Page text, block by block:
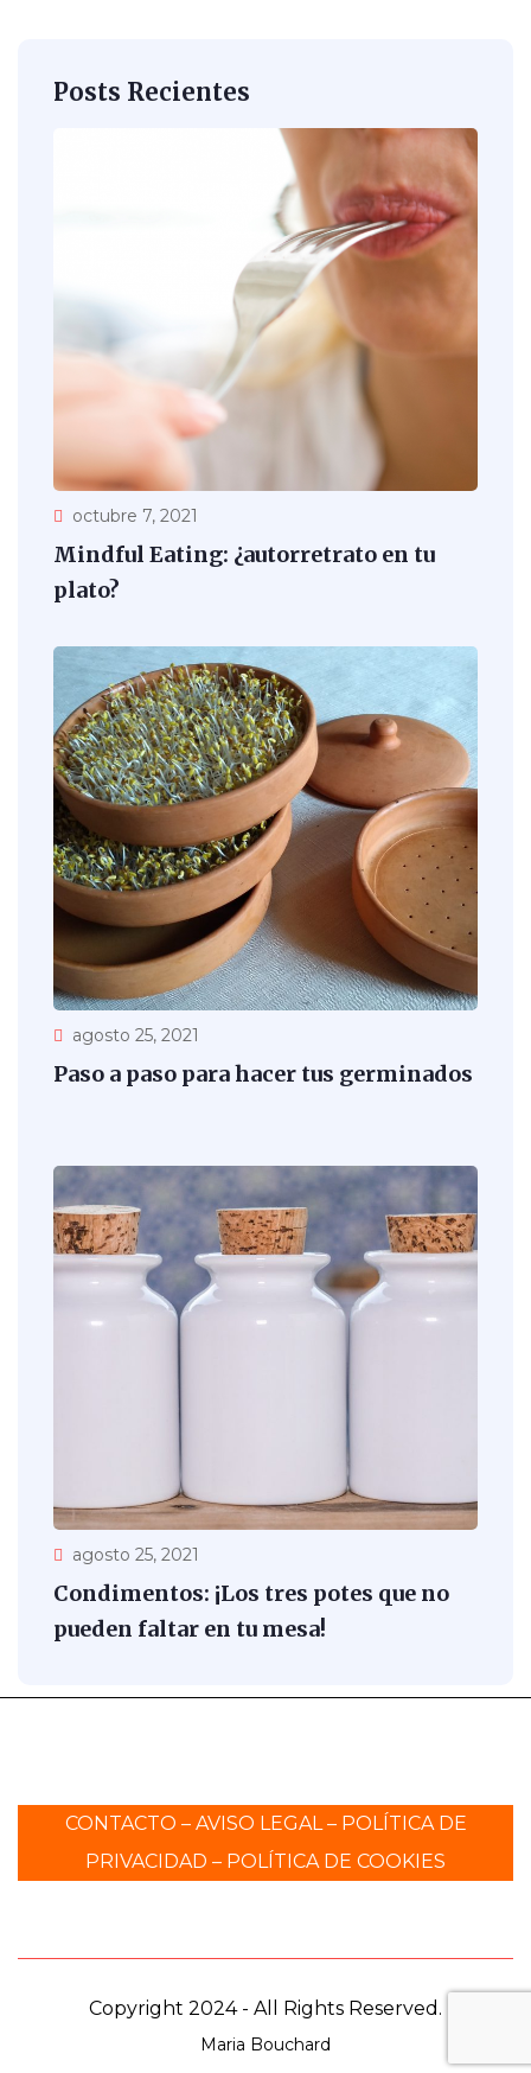
Posts Recientes
octubre 7, 2021
Mindful Eating: ¿autorretrato en tu
plato?
agosto 25, 2021
Paso a paso para hacer tus germinados
agosto 25, 2021
Condimentos: ¡Los tres potes que no
pueden faltar en tu mesa!
CONTACTO – AVISO LEGAL– POLÍTICA DE
PRIVACIDAD – POLÍTICA DE COOKIES
Copyright 2024 - All Rights Reserved.
Maria Bouchard